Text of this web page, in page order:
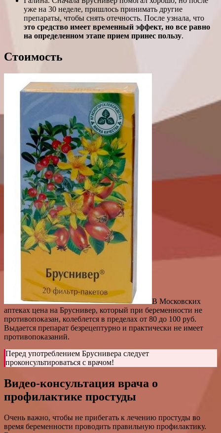
уже на 30 неделе, пришлось принимать другие
препараты, чтобы снять отечность. После узнала, что
это средство имеет временный эффект, но все равно
на определенном этапе прием принес пользу.
Стоимость
В Московских
аптеках цена на Бруснивер, который при беременности не
противопоказан, колеблется в пределах от 80 до 100 руб.
Выдается препарат безрецептурно и практически не имеет
противопоказаний.
Перед употреблением Бруснивера следует
проконсультироваться с врачом!
Видео-консультация врача о
профилактике простуды
Очень важно, чтобы не прибегать к лечению простуды во
время беременности проводить правильную профилактику.